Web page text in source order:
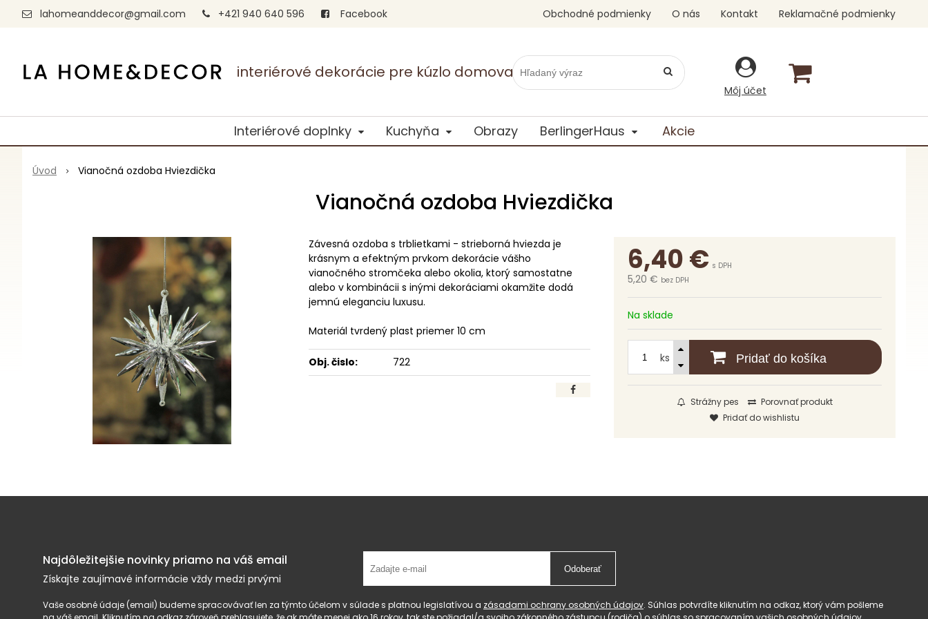
interiérové dekorácie pre kúzlo domova
lahomeanddecor@gmail.com +421 940 640 596 Facebook
Môj účet
Obchodné podmienky O nás Kontakt Reklamačné podmienky
Interiérové doplnky Kuchyňa Obrazy BerlingerHaus Akcie
Úvod Vianočná ozdoba Hviezdička
Vianočná ozdoba Hviezdička
6,40€ s DPH
5,20 € bez DPH
Na sklade
ks Pridať do košíka
Strážny pes
Porovnať produkt
Pridať do wishlistu
Závesná ozdoba s trblietkami - strieborná hviezda je
krásnym a efektným prvkom dekorácie vášho
vianočného stromčeka alebo okolia, ktorý samostatne
alebo v kombinácii s inými dekoráciami okamžite dodá
jemnú eleganciu luxusu.
Materiál tvrdený plast priemer 10 cm
Obj. čislo: 722
Najdôležitejšie novinky priamo na váš email
Získajte zaujímavé informácie vždy medzi prvými
Odoberať
Vaše osobné údaje (email) budeme spracovávať len za týmto účelom v súlade s platnou legislatívou a zásadami ochrany osobných údajov. Súhlas potvrdíte kliknutím na odkaz, ktorý vám pošleme